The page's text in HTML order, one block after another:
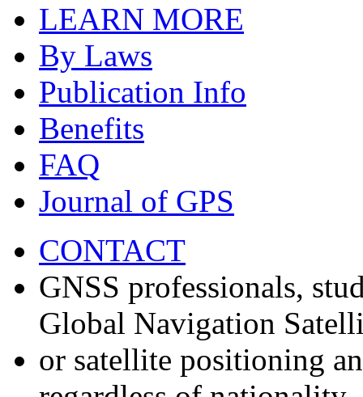
LEARN MORE
By Laws
Publication Info
Benefits
FAQ
Journal of GPS
CONTACT
GNSS professionals,
Global Navigation
or satellite positioning